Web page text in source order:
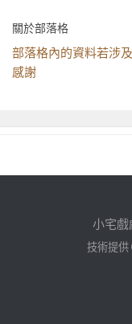
關於部落格
部落格內的資料若涉
感謝
小宅戲
技術提供